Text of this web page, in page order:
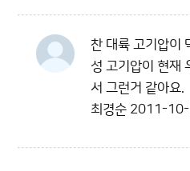
찬 대륙 고기압이
성 고기압이 현재
서 그런거 같아요.
최경순 2011-